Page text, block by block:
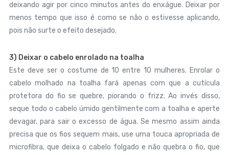
deixando agir por cinco minutos antes do enxágue. Deixar por
menos tempo que isso é como se não o estivesse aplicando,
pois não surte o efeito desejado.
3) Deixar o cabelo enrolado na toalha
Este deve ser o costume de 10 entre 10 mulheres. Enrolar o
cabelo molhado na toalha fará apenas com que a cutícula
protetora do fio se quebre, piorando o frizz. Ao invés disso,
seque todo o cabelo úmido gentilmente com a toalha e aperte
devagar, para sair o excesso de água. Se mesmo assim ainda
precisa que os fios sequem mais, use uma touca apropriada de
microfibra, que deixa o cabelo folgado e não quebra o fio, que